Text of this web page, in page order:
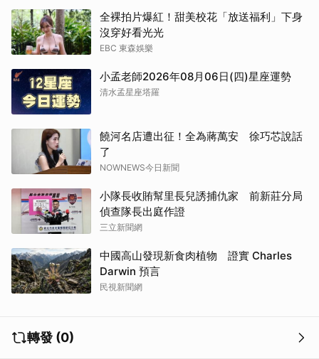
全裸拍片爆紅！甜美校花「放送福利」下身
沒穿好看光光
EBC 東森娛樂
小孟老師2026年08月06日(四)星座運勢
清水孟星座塔羅
饒河名店遭出征！全為蔣萬安 徐巧芯說話
了
NOWNEWS今日新聞
小隊長收賄幫里長兒誘捕仇家 前新莊分局
偵查隊長出庭作證
三立新聞網
中國高山發現新食肉植物 證實 Charles
Darwin 預言
民視新聞網
轉發 (0)